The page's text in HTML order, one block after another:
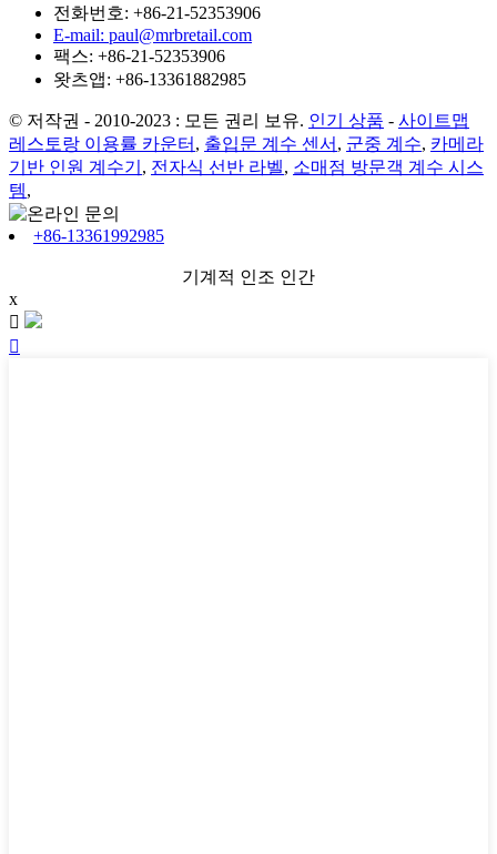
전화번호: +86-21-52353906
E-mail: paul@mrbretail.com
팩스: +86-21-52353906
왓츠앱: +86-13361882985
© 저작권 - 2010-2023 : 모든 권리 보유. 인기 상품 - 사이트맵
레스토랑 이용률 카운터 , 출입문 계수 센서 , 군중 계수, 카메라
기반 인원 계수기 , 전자식 선반 라벨, 소매점 방문객 계수 시스
템,
+86-13361992985
기계적 인조 인간
x

